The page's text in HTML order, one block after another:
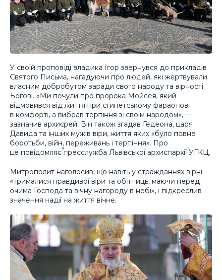
У своїй проповіді владика Ігор звернувся до прикладів
Святого Письма, нагадуючи про людей, які жертвували
власним добробутом заради свого народу та вірності
Богові. «Ми почули про пророка Мойсея, який
відмовився від життя при єгипетському фараонові
в комфорті, а вибрав терпіння зі своїм народом», —
зазначив архиєрей. Він також згадав Гедеона, царя
Давида та інших мужів віри, життя яких «було повне
боротьби, війн, переживань і терпіння». Про
це повідомляєпресслужба Львівської архиєпархії УГКЦ.
Митрополит наголосив, що навіть у стражданнях вірні
«трималися правдивої віри та обітниць, маючи перед
очима Господа та вічну нагороду в небі», і підкреслив
значення надії на життя вічне.